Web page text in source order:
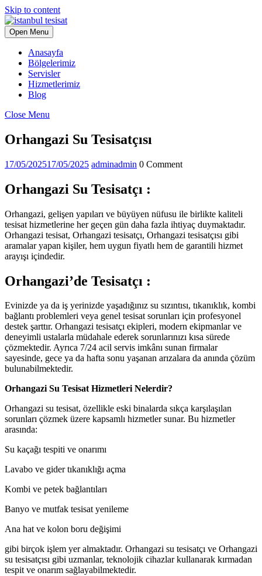
Skip to content
Open Menu
Anasayfa
Bölgelerimiz
Servisler
Hizmetlerimiz
Blog
Close Menu
Orhangazi Su Tesisatçısı
17/05/202517/05/2025 adminadmin 0 Comment
Orhangazi Su Tesisatçı :
Orhangazi, gelişen yapıları ve büyüyen nüfusu ile birlikte kaliteli
tesisat hizmetlerine her geçen gün daha fazla ihtiyaç duymaktadır.
Orhangazi tesisat, Orhangazi tesisatçı, Orhangazi tesisatçısı gibi
aramalar yapan kişiler, hem uygun fiyatlı hem de garantili hizmet
arayışı içindedir.
Orhangazi’de Tesisatçı :
Evinizde ya da iş yerinizde yaşadığınız su sızıntısı, tıkanıklık, kombi
bağlantı problemleri veya genel tesisat sorunları için profesyonel
destek şarttır. Orhangazi tesisatçı ekipleri, modern ekipmanlar ve
deneyimli ustalarla müdahale ederek sorunlarınızı kısa sürede
çözmektedir. Ayrıca 7/24 acil servis imkânı sunan firmalar
sayesinde, gece ya da hafta sonu yaşanan arızalara da anında çözüm
bulunabilmektedir.
Orhangazi Su Tesisat Hizmetleri Nelerdir?
Orhangazi su tesisat, özellikle eski binalarda sıkça karşılaşılan
sorunları çözmek üzere kapsamlı hizmetler sunar. Bu hizmetler
arasında:
Su kaçağı tespiti ve onarımı
Lavabo ve gider tıkanıklığı açma
Kombi ve petek bağlantıları
Banyo ve mutfak tesisat yenileme
Ana hat ve kolon boru değişimi
gibi birçok işlem yer almaktadır. Orhangazi su tesisatçı ve Orhangazi
su tesisatçısı gibi uzmanlar, teknolojik cihazlar kullanarak kırmadan
tespit ve onarım sağlayabilmektedir.